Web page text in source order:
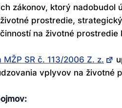
zákonov, ktorý
prostredie,
na životné prostredie
MŽP SR č. 113/2006 Z. z.
vplyvov na životné